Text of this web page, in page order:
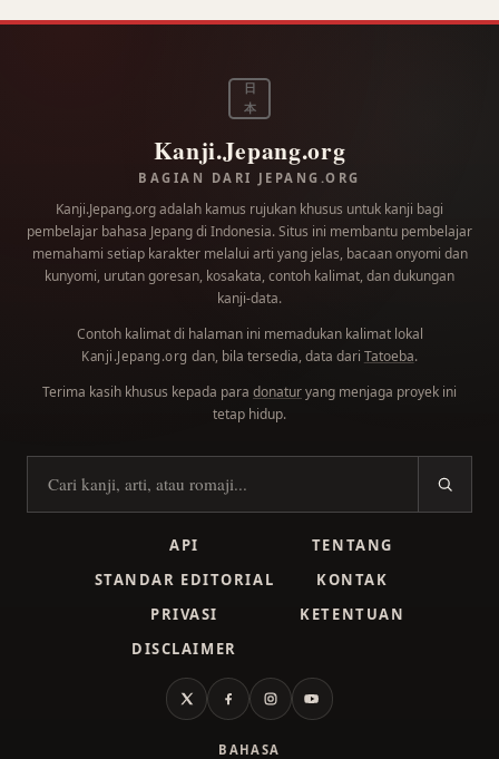
日
本
Kanji.Jepang.org
BAGIAN DARI JEPANG.ORG
Kanji.Jepang.org adalah kamus rujukan khusus untuk kanji bagi
pembelajar bahasa Jepang di Indonesia. Situs ini membantu pembelajar
memahami setiap karakter melalui arti yang jelas, bacaan onyomi dan
kunyomi, urutan goresan, kosakata, contoh kalimat, dan dukungan
kanji-data.
Contoh kalimat di halaman ini memadukan kalimat lokal
Kanji.Jepang.org dan, bila tersedia, data dari Tatoeba.
Terima kasih khusus kepada para donaturyang menjaga proyek ini
tetap hidup.
Cari kanji
API
TENTANG
STANDAR EDITORIAL
KONTAK
PRIVASI
KETENTUAN
DISCLAIMER
X FacebookInstagramYouTube
BAHASA